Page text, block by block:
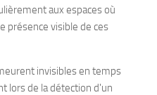
aux espaces où
présence visible de ces
invisibles en temps
lors de la détection d'un